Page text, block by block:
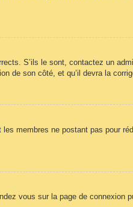
S’ils le sont, contactez un
de son côté, et qu’il devra la
membres ne postant pas pour
vous sur la page de connexion